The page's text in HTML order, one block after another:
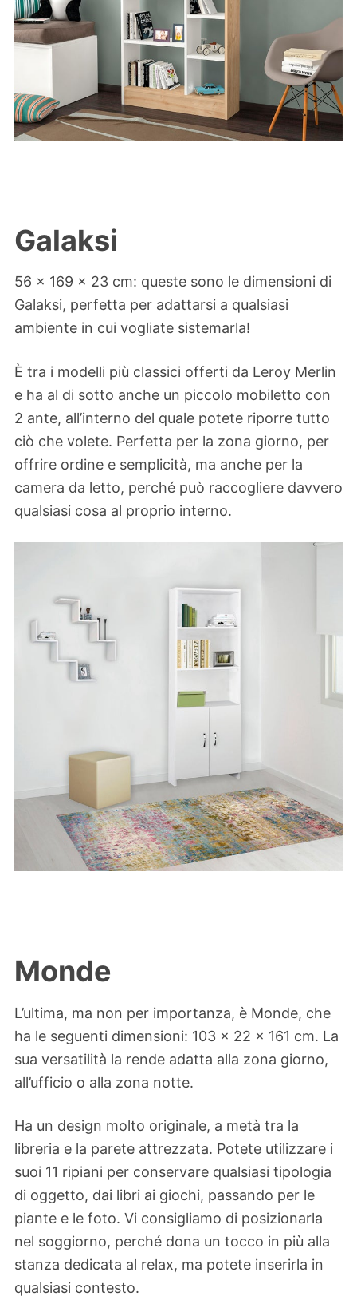
Galaksi
56 x 169 x 23 cm: queste sono le dimensioni di
Galaksi, perfetta per adattarsi a qualsiasi
ambiente in cui vogliate sistemarla!
È tra i modelli più classici offerti da Leroy Merlin
e ha al di sotto anche un piccolo mobiletto con
2 ante, all’interno del quale potete riporre tutto
ciò che volete. Perfetta per la zona giorno, per
offrire ordine e semplicità, ma anche per la
camera da letto, perché può raccogliere davvero
qualsiasi cosa al proprio interno.
Monde
L’ultima, ma non per importanza, è Monde, che
ha le seguenti dimensioni: 103 x 22 x 161 cm. La
sua versatilità la rende adatta alla zona giorno,
all’ufficio o alla zona notte.
Ha un design molto originale, a metà tra la
libreria e la parete attrezzata. Potete utilizzare i
suoi 11 ripiani per conservare qualsiasi tipologia
di oggetto, dai libri ai giochi, passando per le
piante e le foto. Vi consigliamo di posizionarla
nel soggiorno, perché dona un tocco in più alla
stanza dedicata al relax, ma potete inserirla in
qualsiasi contesto.